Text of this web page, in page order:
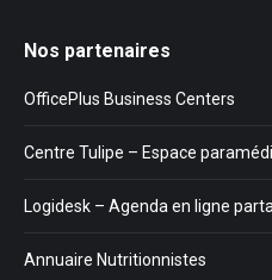
Nos partenaires
OfficePlus Business Centers
Centre Tulipe – Espace
Logidesk – Agenda en ligne
Annuaire Nutritionnistes